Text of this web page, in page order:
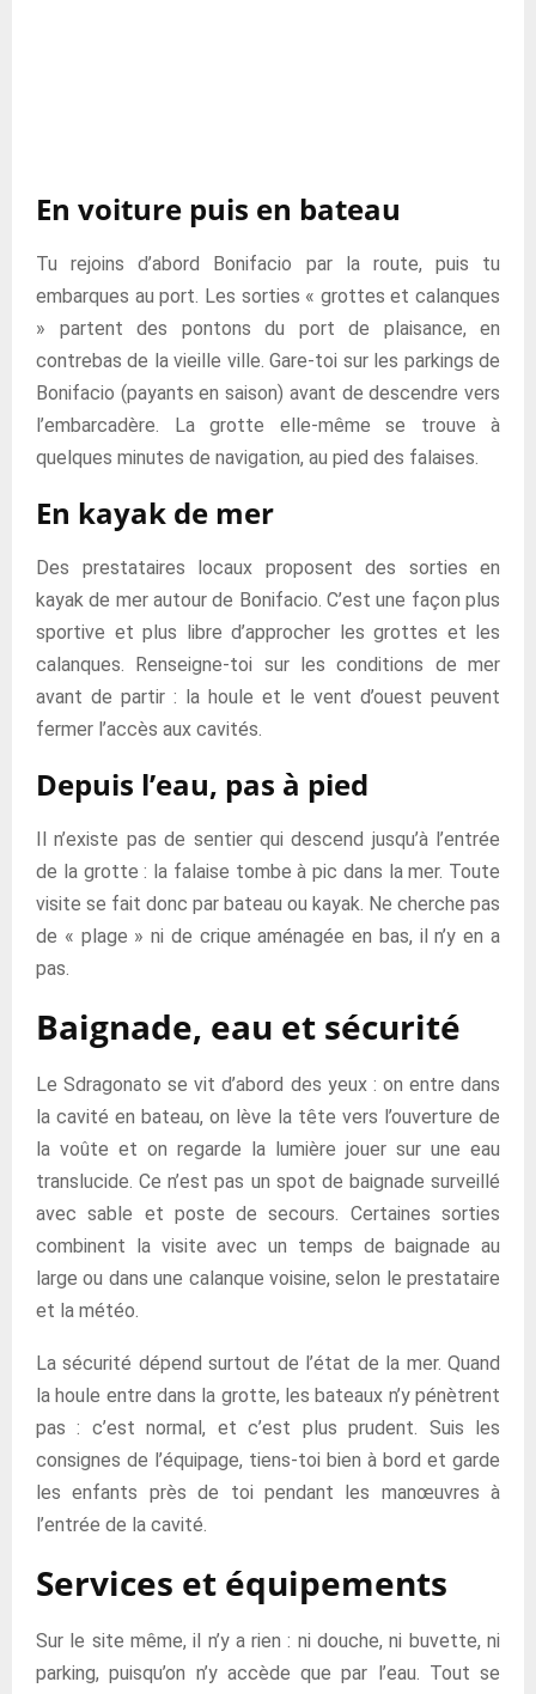
En voiture puis en bateau
Tu rejoins d’abord Bonifacio par la route, puis tu
embarques au port. Les sorties « grottes et calanques
» partent des pontons du port de plaisance, en
contrebas de la vieille ville. Gare-toi sur les parkings de
Bonifacio (payants en saison) avant de descendre vers
l’embarcadère. La grotte elle-même se trouve à
quelques minutes de navigation, au pied des falaises.
En kayak de mer
Des prestataires locaux proposent des sorties en
kayak de mer autour de Bonifacio. C’est une façon plus
sportive et plus libre d’approcher les grottes et les
calanques. Renseigne-toi sur les conditions de mer
avant de partir : la houle et le vent d’ouest peuvent
fermer l’accès aux cavités.
Depuis l’eau, pas à pied
Il n’existe pas de sentier qui descend jusqu’à l’entrée
de la grotte : la falaise tombe à pic dans la mer. Toute
visite se fait donc par bateau ou kayak. Ne cherche pas
de « plage » ni de crique aménagée en bas, il n’y en a
pas.
Baignade, eau et sécurité
Le Sdragonato se vit d’abord des yeux : on entre dans
la cavité en bateau, on lève la tête vers l’ouverture de
la voûte et on regarde la lumière jouer sur une eau
translucide. Ce n’est pas un spot de baignade surveillé
avec sable et poste de secours. Certaines sorties
combinent la visite avec un temps de baignade au
large ou dans une calanque voisine, selon le prestataire
et la météo.
La sécurité dépend surtout de l’état de la mer. Quand
la houle entre dans la grotte, les bateaux n’y pénètrent
pas : c’est normal, et c’est plus prudent. Suis les
consignes de l’équipage, tiens-toi bien à bord et garde
les enfants près de toi pendant les manœuvres à
l’entrée de la cavité.
Services et équipements
Sur le site même, il n’y a rien : ni douche, ni buvette, ni
parking, puisqu’on n’y accède que par l’eau. Tout se